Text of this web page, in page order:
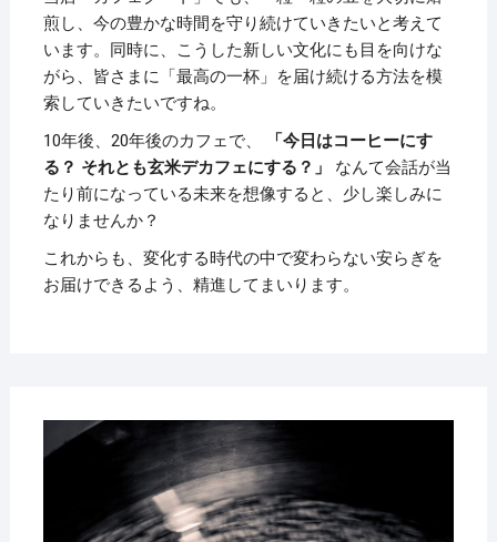
煎し、今の豊かな時間を守り続けていきたいと考えて
います。同時に、こうした新しい文化にも目を向けな
がら、皆さまに「最高の一杯」を届け続ける方法を模
索していきたいですね。
10年後、20年後のカフェで、
「今日はコーヒーにす
る？ それとも玄米デカフェにする？」
なんて会話が当
たり前になっている未来を想像すると、少し楽しみに
なりませんか？
これからも、変化する時代の中で変わらない安らぎを
お届けできるよう、精進してまいります。